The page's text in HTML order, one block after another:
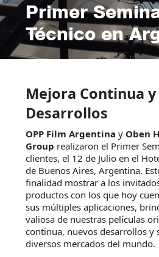
Primer
Técnico en
Mejora Continua
Desarrollos
OPP Film Argentina y Oben
Group realizaron el Primer
clientes, el 12 de Julio en el
de Buenos Aires, Argentina.
finalidad mostrar a los
productos con los que hoy
sus múltiples aplicaciones,
valiosa de nuestras películas
continua, nuevos desarrollos y
diversos mercados del mundo.